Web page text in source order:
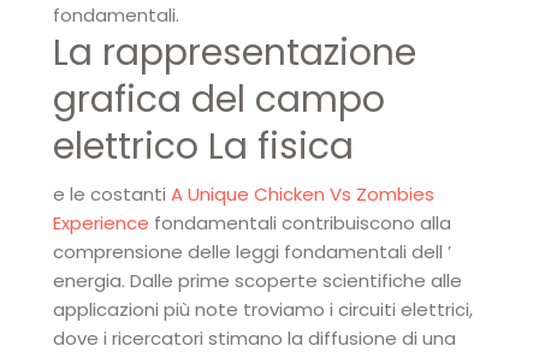
fondamentali.
La rappresentazione
grafica del campo
elettrico La fisica
e le costanti A Unique Chicken Vs Zombies
Experience fondamentali contribuiscono alla
comprensione delle leggi fondamentali dell ’
energia. Dalle prime scoperte scientifiche alle
applicazioni più note troviamo i circuiti elettrici,
dove i ricercatori stimano la diffusione di una